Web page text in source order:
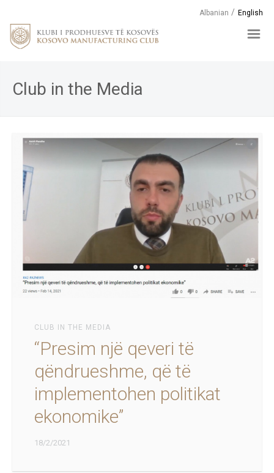
Albanian English
Club in the Media
CLUB IN THE MEDIA
“Presim një qeveri të
qëndrueshme, që të
implementohen politikat
ekonomike”
18/2/2021